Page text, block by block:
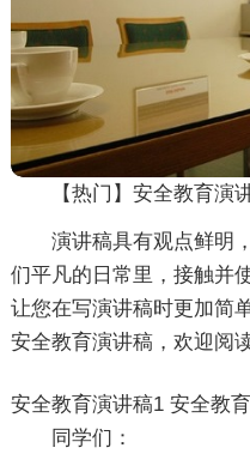
【热门】安全教育演
演讲稿具有观点鲜明
们平凡的日常里，接触并
让您在写演讲稿时更加简
安全教育演讲稿，欢迎阅
安全教育演讲稿1
同学们：
安全教